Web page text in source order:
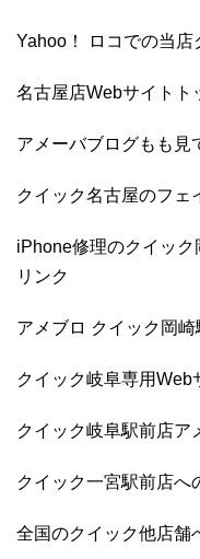
Yahoo！ ロコでの当
名古屋店Webサイトト
アメーバブログもも見
クイック名古屋のフェ
iPhone修理のクイッ
リンク
アメブロ クイック岡
クイック岐阜専用Web
クイック岐阜駅前店ア
クイック一宮駅前店へ
全国のクイック他店舗